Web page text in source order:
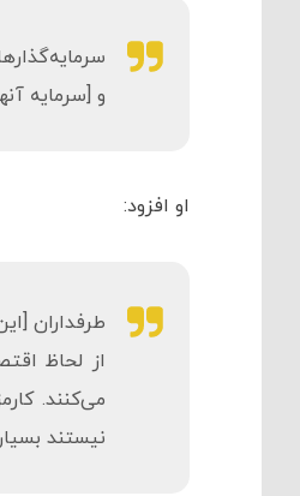
و [سرمایه
او افزود:
طرفداران
از لحاظ
می‌کنند.
نیستند